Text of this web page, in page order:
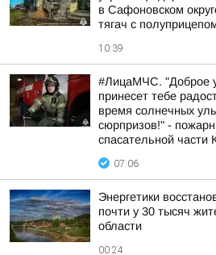
в Сафоновском
тягач с
10:39
#ЛицаМЧС. "Доброе
принесет тебе
время солнечных
сюрпризов!" -
спасательной части
07:06
Энергетики
почти у 30 тысяч
области
00:24